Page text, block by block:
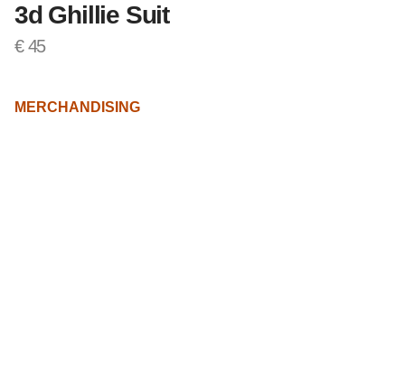
3d Ghillie Suit
€45
MERCHANDISING